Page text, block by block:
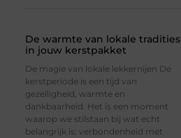
De warmte van lokale tradities
in jouw kerstpakket
De magie van lokale lekkernijen De
kerstperiode is een tijd van
gezelligheid, warmte en
dankbaarheid. Het is een moment
waarop we stilstaan bij wat echt
belangrijk is: verbondenheid met